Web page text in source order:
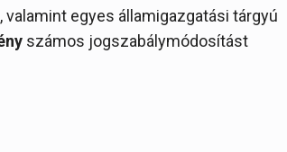
egyes államigazgatási tárgyú
számos jogszabálymódosítást